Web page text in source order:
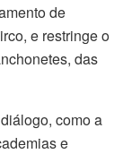
de
e restringe o
das
como a
e